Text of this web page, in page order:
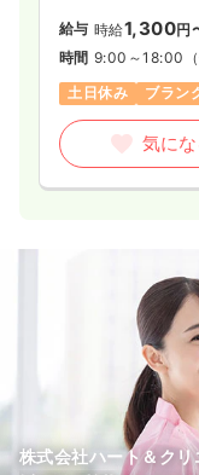
給与 時給1,300円
時間 9:00～18:00
土日休み
ブラン
気にな
株式会社ハート＆クリ